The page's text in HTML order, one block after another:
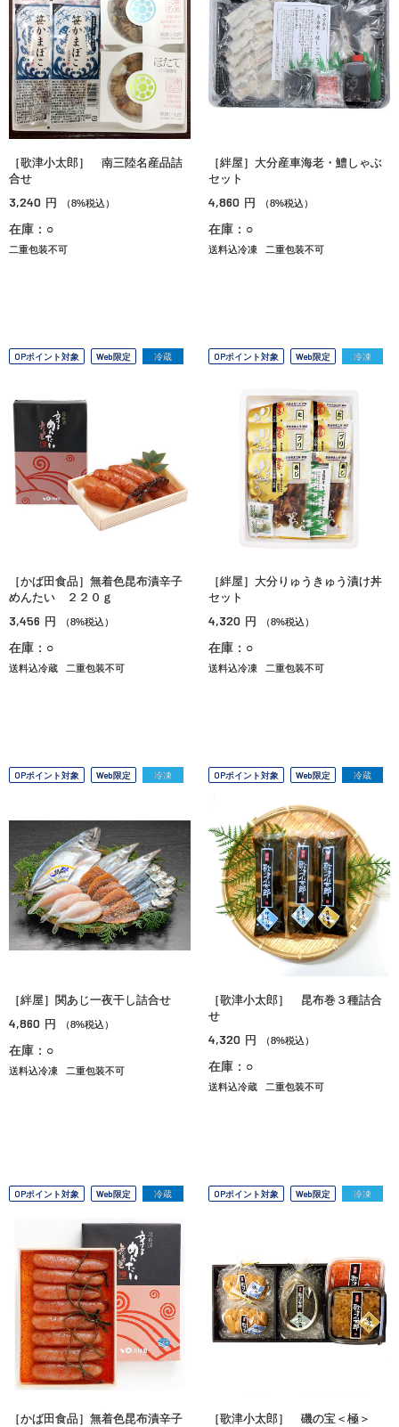
［歌津小太郎］ 南三陸名産品詰
合せ
3,240 円 （8%税込）
在庫：○
二重包装不可
［絆屋］大分産車海老・鱧しゃぶ
セット
4,860 円 （8%税込）
在庫：○
送料込冷凍 二重包装不可
OPポイント対象 Web限定 冷蔵
［かば田食品］無着色昆布漬辛子
めんたい ２２０ｇ
3,456 円 （8%税込）
在庫：○
送料込冷蔵 二重包装不可
OPポイント対象 Web限定 冷凍
［絆屋］大分りゅうきゅう漬け丼
セット
4,320 円 （8%税込）
在庫：○
送料込冷凍 二重包装不可
OPポイント対象 Web限定 冷凍
［絆屋］関あじ一夜干し詰合せ
4,860 円 （8%税込）
在庫：○
送料込冷凍 二重包装不可
OPポイント対象 Web限定 冷蔵
［歌津小太郎］ 昆布巻３種詰合
せ
4,320 円 （8%税込）
在庫：○
送料込冷蔵 二重包装不可
OPポイント対象 Web限定 冷蔵
［かば田食品］無着色昆布漬辛子
OPポイント対象 Web限定 冷凍
［歌津小太郎］ 磯の宝＜極＞